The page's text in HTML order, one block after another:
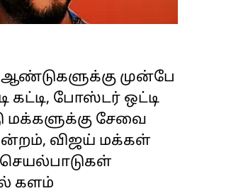
முன்பே
கட்டி, போஸ்டர் ஒட்டி
மக்களுக்கு சேவை
விஜய் மக்கள்
களம்